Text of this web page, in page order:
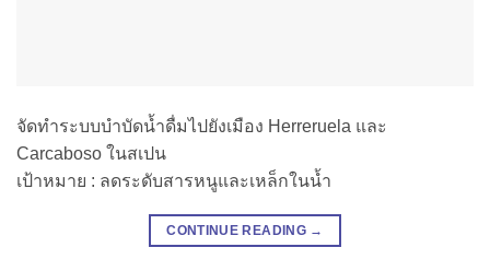
จัดทำระบบบำบัดน้ำดื่มไปยังเมือง Herreruela และ
Carcaboso ในสเปน
เป้าหมาย : ลดระดับสารหนูและเหล็กในน้ำ
CONTINUE READING →